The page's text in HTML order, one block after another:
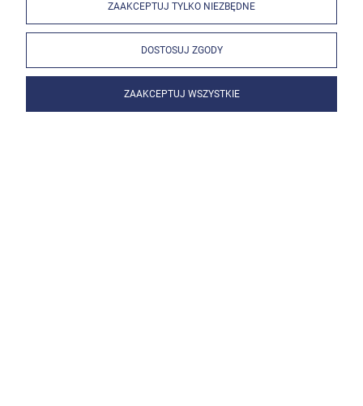
ZAAKCEPTUJ TYLKO NIEZBĘDNE
DOSTOSUJ ZGODY
ZAAKCEPTUJ WSZYSTKIE